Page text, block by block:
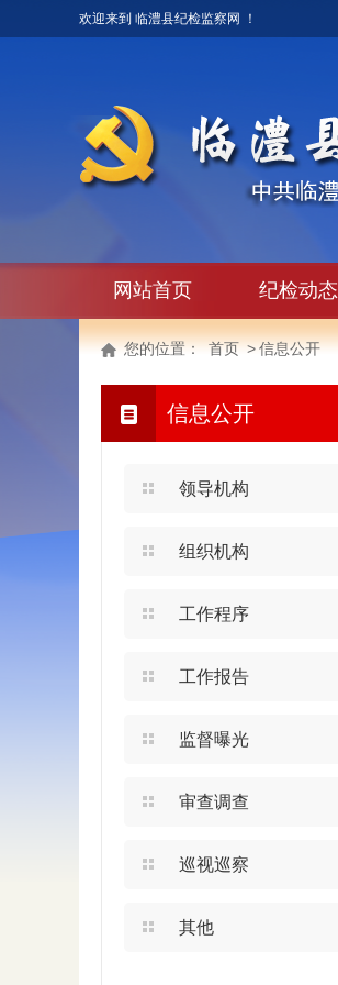
欢迎来到 临澧县纪检监察网 ！
网站首页 纪检动态
您的位置：首页>信息公开
信息公开
领导机构
组织机构
工作程序
工作报告
监督曝光
审查调查
巡视巡察
其他